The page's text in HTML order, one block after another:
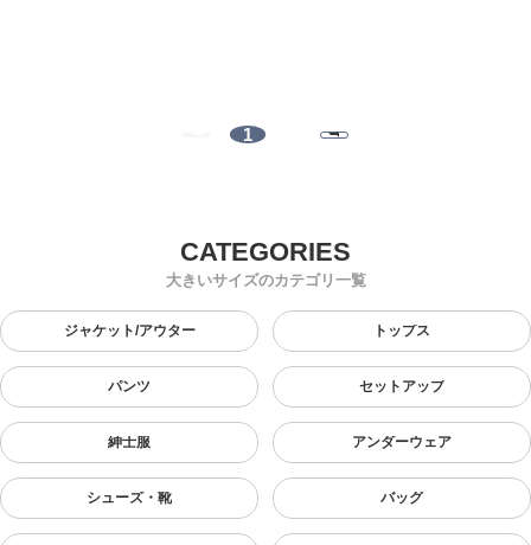
1
大きいサイズのカテゴリ一覧
ジャケット/アウター トップス
パンツ セットアップ
紳士服 アンダーウェア
シューズ・靴 バッグ